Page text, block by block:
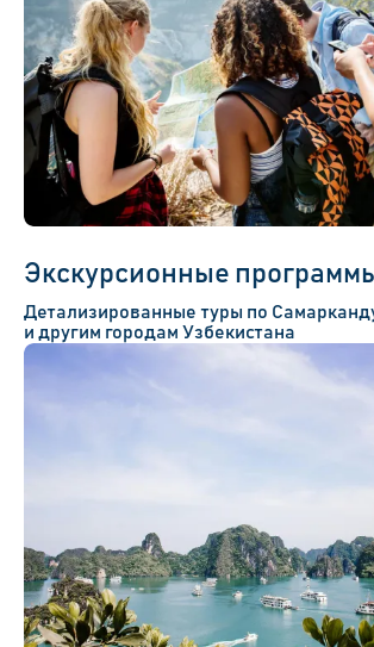
Экскурсионные
Детализированные туры по
и другим городам Узбекистана